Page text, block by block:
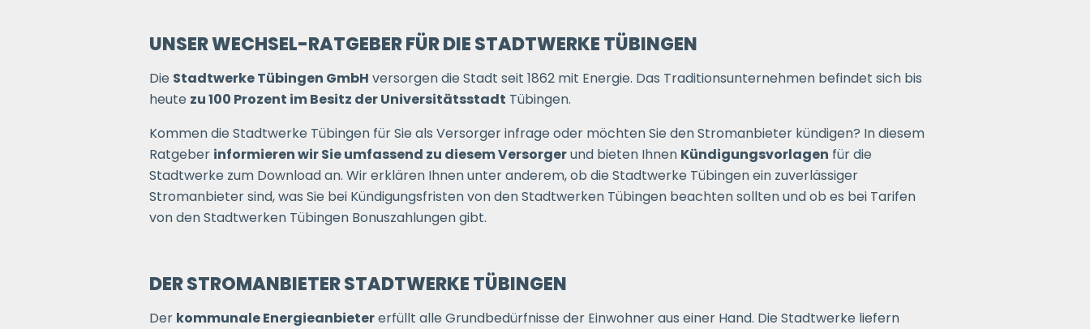
UNSER WECHSEL-RATGEBER FÜR DIE STADTWERKE TÜBINGEN
Die Stadtwerke Tübingen GmbH versorgen die Stadt seit 1862 mit Energie. Das Traditionsunternehmen befindet sich bis
heute zu 100 Prozent im Besitz der Universitätsstadt Tübingen.
Kommen die Stadtwerke Tübingen für Sie als Versorger infrage oder möchten Sie den Stromanbieter kündigen? In diesem
Ratgeber informieren wir Sie umfassend zu diesem Versorgerund bieten Ihnen Kündigungsvorlagen für die
Stadtwerke zum Download an. Wir erklären Ihnen unter anderem, ob die Stadtwerke Tübingen ein zuverlässiger
Stromanbieter sind, was Sie bei Kündigungsfristen von den Stadtwerken Tübingen beachten sollten und ob es bei Tarifen
von den Stadtwerken Tübingen Bonuszahlungen gibt.
DER STROMANBIETER STADTWERKE TÜBINGEN
Der kommunale Energieanbietererfüllt alle Grundbedürfnisse der Einwohner aus einer Hand. Die Stadtwerke liefern